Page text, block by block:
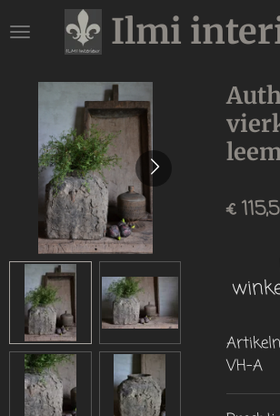
direct
hoofdinhoud
Ilmi
€
VH-A